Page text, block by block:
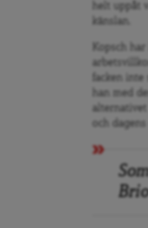
helt upp
t
känslan.
Kopsch
facken
han med
och